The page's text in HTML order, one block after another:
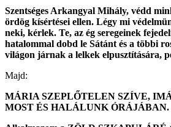
Szentséges Arkangyal Mihály, védd
ördög kísértései ellen. Légy mi
neki, kérlek. Te, az ég seregeinek
hatalommal dobd le Sátánt és a többi
világon járnak a lelkek elpusztítására,
Majd:
MÁRIA SZEPLŐTELEN SZÍVE,
MOST ÉS HALÁLUNK